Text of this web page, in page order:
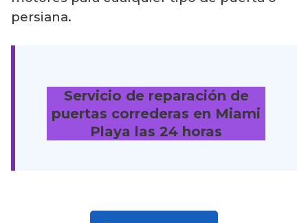
persiana.
Servicio de reparación de
puertas correderas en Miami
Playa las 24 horas